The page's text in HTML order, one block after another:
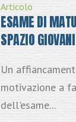
Articolo
ESAME DI
SPAZIO
Un
motivazione a
dell'esame...